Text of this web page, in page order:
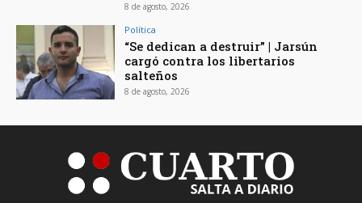
8 de agosto, 2026
Política
“Se dedican a destruir” | Jarsún
cargó contra los libertarios
salteños
8 de agosto, 2026